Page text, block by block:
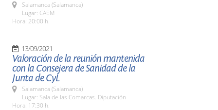
Salamanca (Salamanca)
Lugar: CAEM
Hora: 20:00 h.
13/09/2021
Valoración de la reunión mantenida
con la Consejera de Sanidad de la
Junta de CyL
Salamanca (Salamanca)
Lugar: Sala de las Comarcas. Diputación
Hora: 17:30 h.